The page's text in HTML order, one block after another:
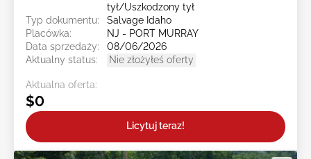
tył/Uszkodzony tył
Typ dokumentu:
Salvage Idaho
Placówka:
NJ - PORT MURRAY
Data sprzedaży:
08/06/2026
Aktualny status:
Nie złożyłeś oferty
Aktualna oferta:
$0
Licytuj teraz!